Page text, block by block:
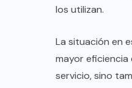
los utilizan.
La situación en
mayor
servicio, sino
EL FIN
TURÍSTICA